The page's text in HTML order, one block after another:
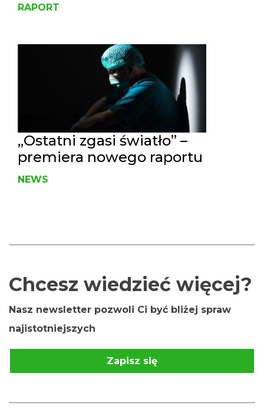
RAPORT
„Ostatni zgasi światło” –
premiera nowego raportu
NEWS
Chcesz wiedzieć więcej?
Nasz newsletter pozwoli Ci być bliżej spraw
najistotniejszych
Zapisz się